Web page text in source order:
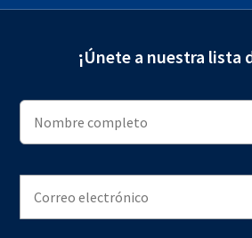
¡Únete a nuestra lista